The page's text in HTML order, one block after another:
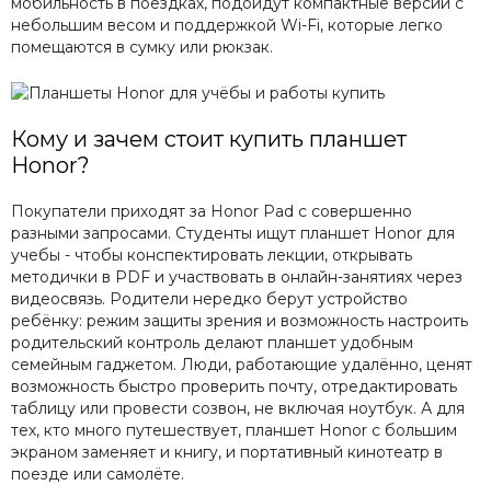
небольшим весом и поддержкой Wi-Fi, которые легко
помещаются в сумку или рюкзак.
Кому и зачем стоит купить планшет
Honor?
Покупатели приходят за Honor Pad с совершенно
разными запросами. Студенты ищут планшет Honor для
учебы - чтобы конспектировать лекции, открывать
методички в PDF и участвовать в онлайн-занятиях через
видеосвязь. Родители нередко берут устройство
ребёнку: режим защиты зрения и возможность настроить
родительский контроль делают планшет удобным
семейным гаджетом. Люди, работающие удалённо, ценят
возможность быстро проверить почту, отредактировать
таблицу или провести созвон, не включая ноутбук. А для
тех, кто много путешествует, планшет Honor с большим
экраном заменяет и книгу, и портативный кинотеатр в
поезде или самолёте.